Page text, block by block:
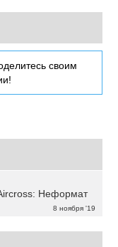
своим
8 ноября '19
Неформат